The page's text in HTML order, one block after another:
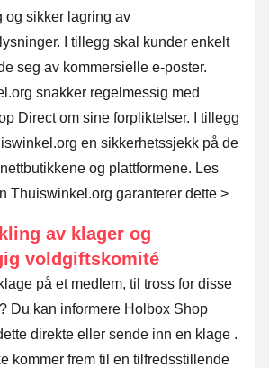
og sikker lagring av
I tillegg skal kunder enkelt
seg av kommersielle e-poster.
snakker regelmessig med
Direct om sine forpliktelser. I tillegg
en sikkerhetssjekk på de
og plattformene. Les
Thuiswinkel.org garanterer dette >
av klager og
voldgiftskomité
på et medlem, til tross for disse
Du kan informere Holbox Shop
direkte eller sende inn en klage .
kommer frem til en tilfredsstillende